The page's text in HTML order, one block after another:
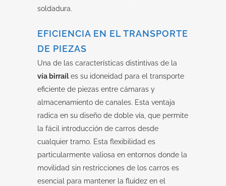
soldadura.
EFICIENCIA EN EL TRANSPORTE
DE PIEZAS
Una de las características distintivas de la
vía birraíles su idoneidad para el transporte
eficiente de piezas entre cámaras y
almacenamiento de canales. Esta ventaja
radica en su diseño de doble vía, que permite
la fácil introducción de carros desde
cualquier tramo. Esta flexibilidad es
particularmente valiosa en entornos donde la
movilidad sin restricciones de los carros es
esencial para mantener la fluidez en el